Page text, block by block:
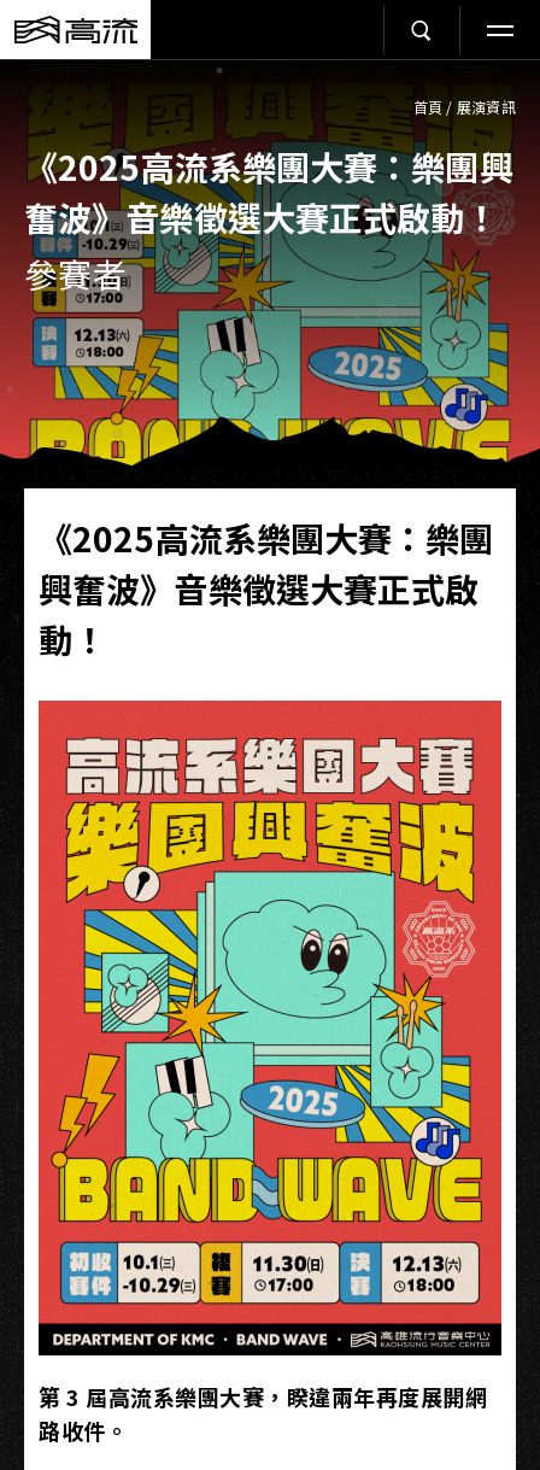
首頁 / 展演資訊
《2025高流系樂團大賽：樂團興
奮波》音樂徵選大賽正式啟動！
參賽者
《2025高流系樂團大賽：樂團
興奮波》音樂徵選大賽正式啟
動！
第 3 屆高流系樂團大賽，睽違兩年再度展開網
路收件。